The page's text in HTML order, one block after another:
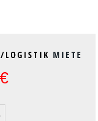
LOGISTIK MIETE